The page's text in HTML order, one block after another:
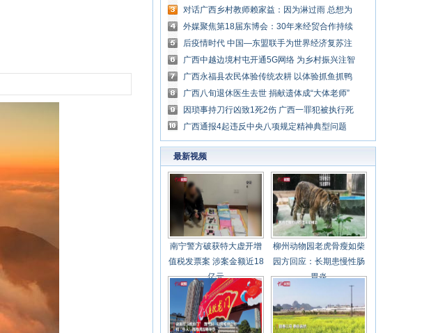
对话广西乡村教师赖家益：因为淋过雨 总想为
别人撑伞
外媒聚焦第18届东博会：30年来经贸合作持续
升温
后疫情时代 中国—东盟联手为世界经济复苏注
入东亚力量
广西中越边境村屯开通5G网络 为乡村振兴注智
赋能
广西永福县农民体验传统农耕 以体验抓鱼抓鸭
活动庆祝丰收节
广西八旬退休医生去世 捐献遗体成“大体老师”
因琐事持刀行凶致1死2伤 广西一罪犯被执行死
刑
广西通报4起违反中央八项规定精神典型问题
最新视频
南宁警方破获特大虚开增
值税发票案 涉案金额近18
亿元
柳州动物园老虎骨瘦如柴
园方回应：长期患慢性肠
胃炎